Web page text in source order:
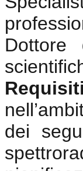
Dottore
dei